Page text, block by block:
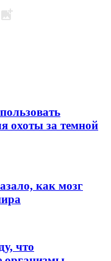
охоты за темной
как мозг
что